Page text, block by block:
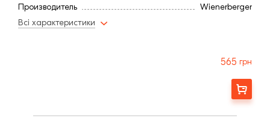
Производитель
Wienerberger
Всі характеристики
565 грн
Заказать